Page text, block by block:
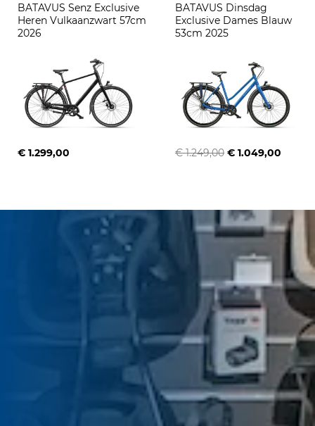
BATAVUS Senz Exclusive
Heren Vulkaanzwart 57cm
2026
€ 1.299,00
BATAVUS Dinsdag
Exclusive Dames Blauw
53cm 2025
€ 1.249,00 € 1.049,00